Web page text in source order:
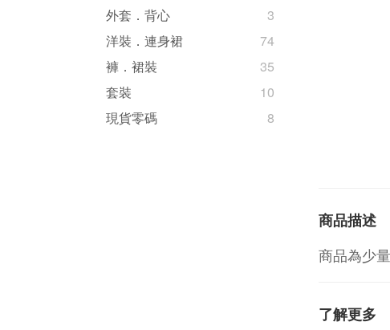
外套．背心
3
洋裝．連身裙
74
褲．裙裝
35
套裝
10
現貨零碼
8
商品描述
商品為少
了解更多